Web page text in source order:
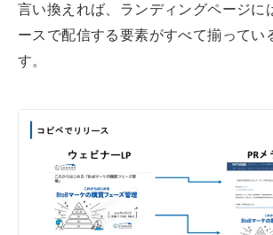
言い換えれば、ランディングページに
ースで配信する要素がすべて揃ってい
す。